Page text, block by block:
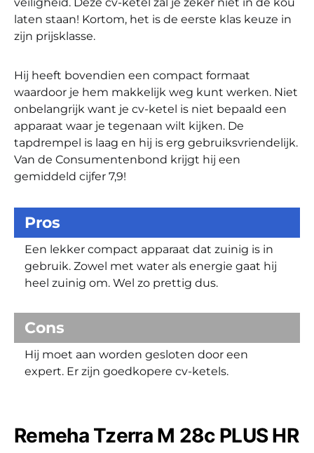
laten staan! Kortom, het is de eerste klas keuze in
zijn prijsklasse.
Hij heeft bovendien een compact formaat
waardoor je hem makkelijk weg kunt werken. Niet
onbelangrijk want je cv-ketel is niet bepaald een
apparaat waar je tegenaan wilt kijken. De
tapdrempel is laag en hij is erg gebruiksvriendelijk.
Van de Consumentenbond krijgt hij een
gemiddeld cijfer 7,9!
Pros
Een lekker compact apparaat dat zuinig is in
gebruik. Zowel met water als energie gaat hij
heel zuinig om. Wel zo prettig dus.
Cons
Hij moet aan worden gesloten door een
expert. Er zijn goedkopere cv-ketels.
Remeha Tzerra M 28c PLUS HR